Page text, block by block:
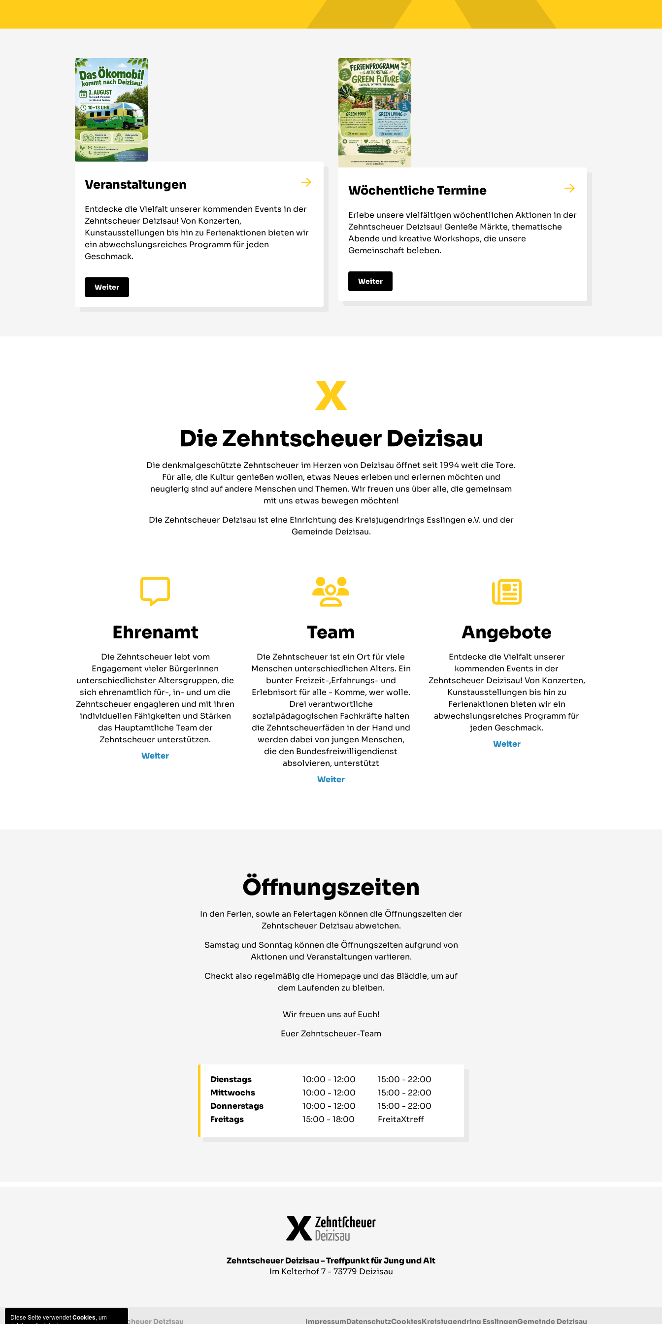
Veranstaltungen
Entdecke die Vielfalt unserer kommenden Events in der
Zehntscheuer Deizisau! Von Konzerten,
Kunstausstellungen bis hin zu Ferienaktionen bieten wir
ein abwechslungsreiches Programm für jeden
Geschmack.
Weiter
Wöchentliche Termine
Erlebe unsere vielfältigen wöchentlichen Aktionen in der
Zehntscheuer Deizisau! Genieße Märkte, thematische
Abende und kreative Workshops, die unsere
Gemeinschaft beleben.
Weiter
Die Zehntscheuer Deizisau
Die denkmalgeschützte Zehntscheuer im Herzen von Deizisau öffnet seit 1994 weit die Tore.
Für alle, die Kultur genießen wollen, etwas Neues erleben und erlernen möchten und
neugierig sind auf andere Menschen und Themen. Wir freuen uns über alle, die gemeinsam
mit uns etwas bewegen möchten!
Die Zehntscheuer Deizisau ist eine Einrichtung des Kreisjugendrings Esslingen e.V. und der
Gemeinde Deizisau.
Ehrenamt
Die Zehntscheuer lebt vom
Engagement vieler BürgerInnen
unterschiedlichster Altersgruppen, die
sich ehrenamtlich für-, in- und um die
Zehntscheuer engagieren und mit ihren
individuellen Fähigkeiten und Stärken
das Hauptamtliche Team der
Zehntscheuer unterstützen.
Weiter
Team
Die Zehntscheuer ist ein Ort für viele
Menschen unterschiedlichen Alters. Ein
bunter Freizeit-,Erfahrungs- und
Erlebnisort für alle - Komme, wer wolle.
Drei verantwortliche
sozialpädagogischen Fachkräfte halten
die Zehntscheuerfäden in der Hand und
werden dabei von jungen Menschen,
die den Bundesfreiwilligendienst
absolvieren, unterstützt
Weiter
Angebote
Entdecke die Vielfalt unserer
kommenden Events in der
Zehntscheuer Deizisau! Von Konzerten,
Kunstausstellungen bis hin zu
Ferienaktionen bieten wir ein
abwechslungsreiches Programm für
jeden Geschmack.
Weiter
Öffnungszeiten
In den Ferien, sowie an Feiertagen können die Öffnungszeiten der
Zehntscheuer Deizisau abweichen.
Samstag und Sonntag können die Öffnungszeiten aufgrund von
Aktionen und Veranstaltungen variieren.
Checkt also regelmäßig die Homepage und das Bläddle, um auf
dem Laufenden zu bleiben.
Wir freuen uns auf Euch!
Euer Zehntscheuer-Team
Dienstags 10:00 - 12:00
15:00 - 22:00
Mittwochs
10:00 - 12:00
15:00 - 22:00
Donnerstags
10:00 - 12:00
15:00 - 22:00
Freitags
15:00 - 18:00 FreitaXtreff
Zehntscheuer Deizisau – Treffpunkt für Jung und Alt
Im Kelterhof 7 - 73779 Deizisau
© 2026 Zehntscheuer Deizisau ImpressumDatenschutzCookiesKreisjugendring EsslingenGemeinde Deizisau
Diese Seite verwendetCookies, um